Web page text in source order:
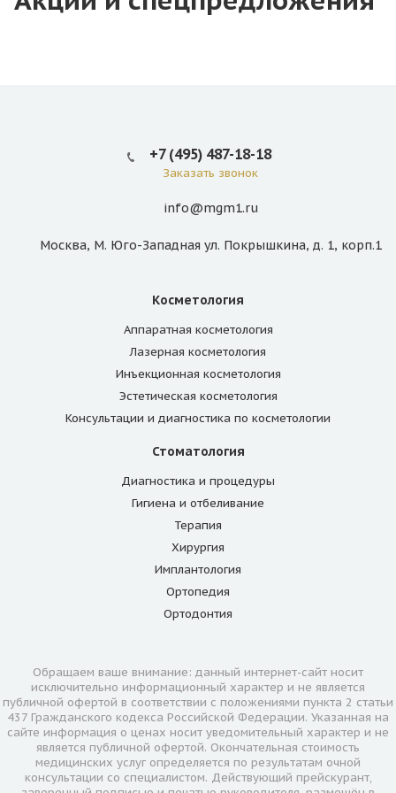
+7 (495) 487-18-18
Заказать звонок
info@mgm1.ru
Москва, М. Юго-Западная ул. Покрышкина, д. 1, корп.1
Косметология
Аппаратная косметология
Лазерная косметология
Инъекционная косметология
Эстетическая косметология
Консультации и диагностика по косметологии
Стоматология
Диагностика и процедуры
Гигиена и отбеливание
Терапия
Хирургия
Имплантология
Ортопедия
Ортодонтия
Обращаем ваше внимание: данный интернет-сайт носит
исключительно информационный характер и не является
публичной офертой в соответствии с положениями пункта 2 статьи
437 Гражданского кодекса Российской Федерации. Указанная на
сайте информация о ценах носит уведомительный характер и не
является публичной офертой. Окончательная стоимость
медицинских услуг определяется по результатам очной
консультации со специалистом. Действующий прейскурант,